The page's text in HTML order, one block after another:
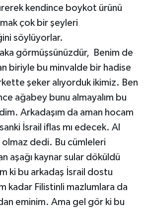
kendince boykot ürünü
çok bir şeyleri
söylüyorlar.
görmüşsünüzdür, Benim de
biriyle bu minvalde bir hadise
şeker alıyorduk ikimiz. Ben
ağabey bunu almayalım bu
Arkadaşım da aman hocam
İsrail iflas mı edecek. Al
olmaz dedi. Bu cümleleri
aşağı kaynar sular döküldü
ki bu arkadaş İsrail dostu
kadar Filistinli mazlumlara da
eminim. Ama gel gör ki bu